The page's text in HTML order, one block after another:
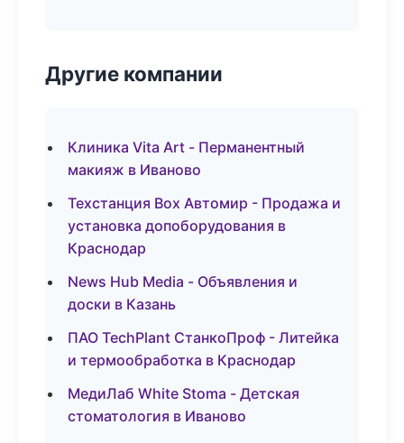
Другие компании
Клиника Vita Art - Перманентный
макияж в Иваново
Техстанция Box Автомир - Продажа и
установка допоборудования в
Краснодар
News Hub Media - Объявления и
доски в Казань
ПАО TechPlant СтанкоПроф - Литейка
и термообработка в Краснодар
МедиЛаб White Stoma - Детская
стоматология в Иваново